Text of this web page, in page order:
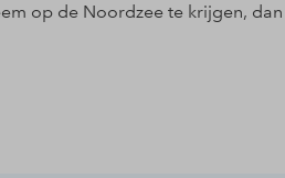
op de Noordzee te krijgen,